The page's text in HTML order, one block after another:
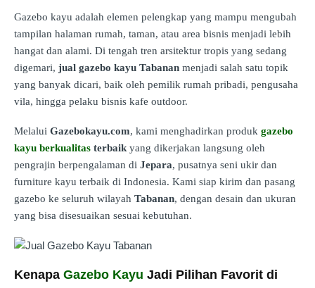
Gazebo kayu adalah elemen pelengkap yang mampu mengubah
tampilan halaman rumah, taman, atau area bisnis menjadi lebih
hangat dan alami. Di tengah tren arsitektur tropis yang sedang
digemari, jual gazebo kayu Tabanan menjadi salah satu topik
yang banyak dicari, baik oleh pemilik rumah pribadi, pengusaha
vila, hingga pelaku bisnis kafe outdoor.
Melalui Gazebokayu.com, kami menghadirkan produk gazebo
kayu berkualitas terbaikyang dikerjakan langsung oleh
pengrajin berpengalaman di Jepara, pusatnya seni ukir dan
furniture kayu terbaik di Indonesia. Kami siap kirim dan pasang
gazebo ke seluruh wilayah Tabanan, dengan desain dan ukuran
yang bisa disesuaikan sesuai kebutuhan.
Kenapa Gazebo Kayu Jadi Pilihan Favorit di